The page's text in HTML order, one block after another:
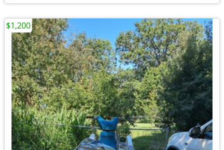
$1,200